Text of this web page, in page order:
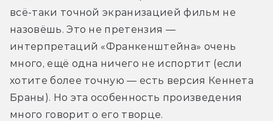
всё-таки точной экранизацией фильм не
назовёшь. Это не претензия —
интерпретаций «Франкенштейна» очень
много, ещё одна ничего не испортит (если
хотите более точную — есть версия Кеннета
Браны). Но эта особенность произведения
много говорит о его творце.